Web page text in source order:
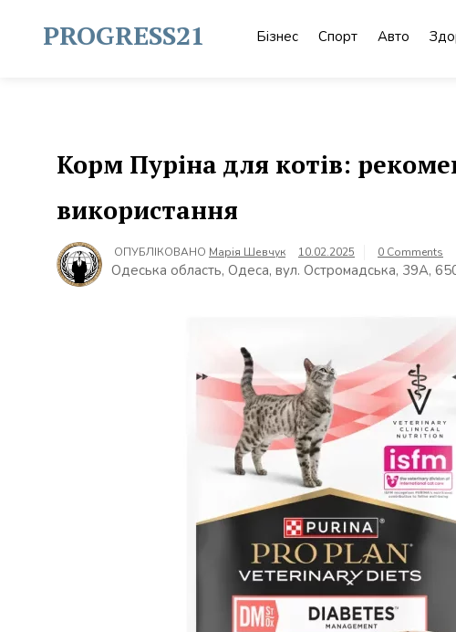
contentPROGRESS21 Бізнес Спорт Авто
Корм Пуріна для котів:
використання
ОПУБЛІКОВАНО Марія Шевчук 10.02.2025 0 Comments
Одеська область, Одеса, вул. Остромадська, 39А,